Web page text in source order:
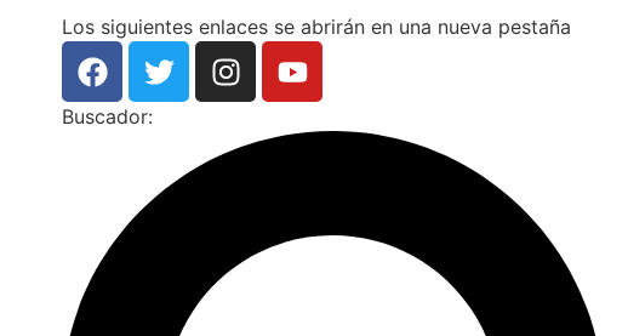
Los siguientes enlaces se abrirán en una nueva pestaña
Buscador: